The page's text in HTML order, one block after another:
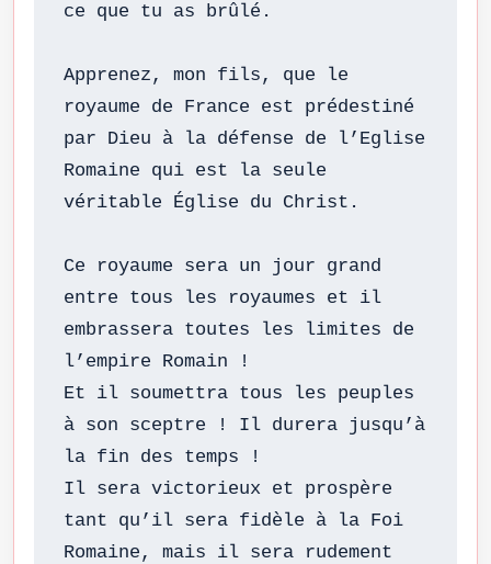
ce que tu as brûlé.
Apprenez, mon fils, que le
royaume de France est prédestiné
par Dieu à la défense de l’Eglise
Romaine qui est la seule
véritable Église du Christ.
Ce royaume sera un jour grand
entre tous les royaumes et il
embrassera toutes les limites de
l’empire Romain !
Et il soumettra tous les peuples
à son sceptre ! Il durera jusqu’à
la fin des temps !
Il sera victorieux et prospère
tant qu’il sera fidèle à la Foi
Romaine, mais il sera rudement